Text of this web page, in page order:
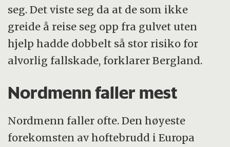
seg. Det viste seg da at de som ikke
greide å reise seg opp fra gulvet uten
hjelp hadde dobbelt så stor risiko for
alvorlig fallskade, forklarer Bergland.
Nordmenn faller mest
Nordmenn faller ofte. Den høyeste
forekomsten av hoftebrudd i Europa